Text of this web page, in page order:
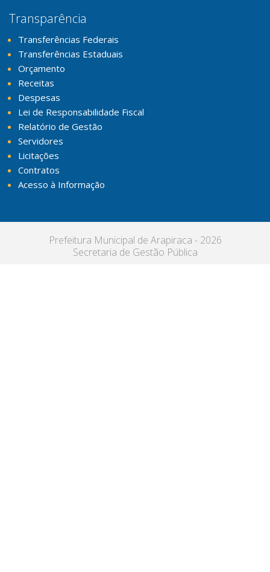
Transparência
Transferências Federais
Transferências Estaduais
Orçamento
Receitas
Despesas
Lei de Responsabilidade Fiscal
Relatório de Gestão
Servidores
Licitações
Contratos
Acesso à Informação
Prefeitura Municipal de Arapiraca - 2026
Secretaria de Gestão Pública